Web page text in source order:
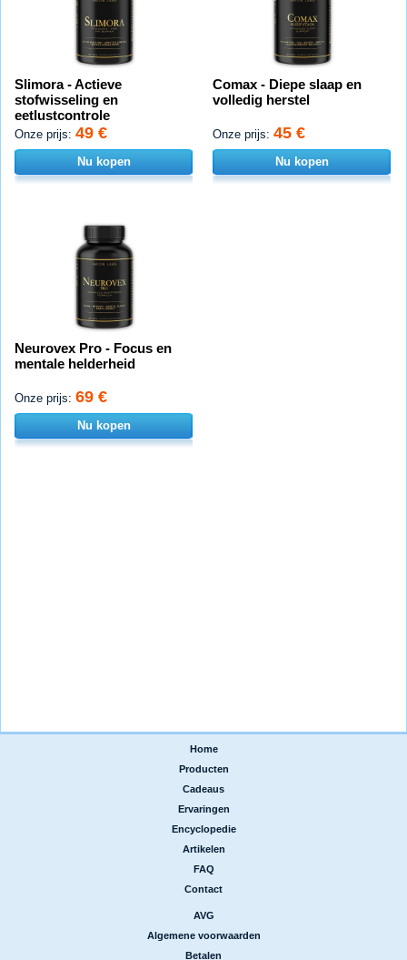
Slimora - Actieve
stofwisseling en
eetlustcontrole
Onze prijs: 49 €
Nu kopen
Comax - Diepe slaap en
volledig herstel
Onze prijs: 45 €
Nu kopen
Neurovex Pro - Focus en
mentale helderheid
Onze prijs: 69 €
Nu kopen
Home
Producten
Cadeaus
Ervaringen
Encyclopedie
Artikelen
FAQ
Contact
AVG
Algemene voorwaarden
Betalen